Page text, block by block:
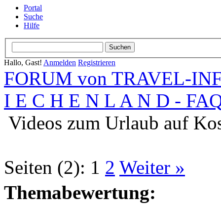
Portal
Suche
Hilfe
Hallo, Gast! Anmelden Registrieren
FORUM von TRAVEL-
I E C H E N L A N D -
Videos zum Urlaub auf
Seiten (2): 1 2 Weiter »
Themabewertung: